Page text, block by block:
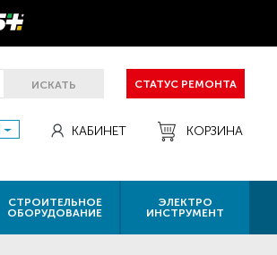
ИСКАТЬ СТАТУС РЕМОНТА
КАБИНЕТ КОРЗИНА
СТРОИТЕЛЬНОЕ
ОБОРУДОВАНИЕ
ЭЛЕКТРО
ИНСТРУМЕНТ